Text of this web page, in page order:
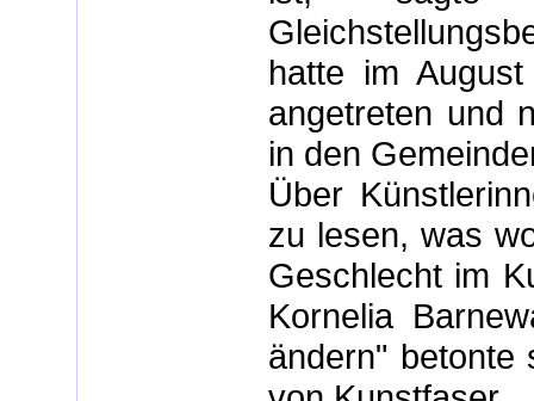
hatte im
angetreten und
in den
Über
zu lesen, was
Geschlecht im
Kornelia
ändern" betonte